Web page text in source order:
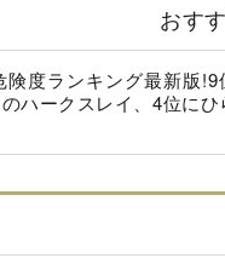
おす
険度ランキング最新版!9
ハークスレイ、4位にひ